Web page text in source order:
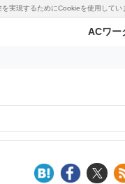
実現するためにCookieを使用して
ACワー